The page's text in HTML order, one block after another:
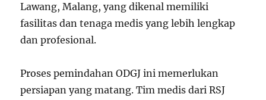
Lawang, Malang, yang dikenal memiliki
fasilitas dan tenaga medis yang lebih lengkap
dan profesional.
Proses pemindahan ODGJ ini memerlukan
persiapan yang matang. Tim medis dari RSJ